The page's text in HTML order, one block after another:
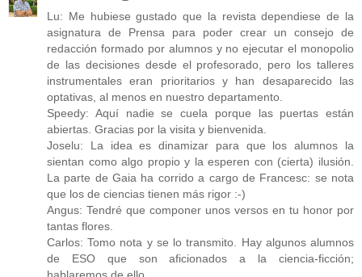
Lu: Me hubiese gustado que la revista dependiese de la
asignatura de Prensa para poder crear un consejo de
redacción formado por alumnos y no ejecutar el monopolio
de las decisiones desde el profesorado, pero los talleres
instrumentales eran prioritarios y han desaparecido las
optativas, al menos en nuestro departamento.
Speedy: Aquí nadie se cuela porque las puertas están
abiertas. Gracias por la visita y bienvenida.
Joselu: La idea es dinamizar para que los alumnos la
sientan como algo propio y la esperen con (cierta) ilusión.
La parte de Gaia ha corrido a cargo de Francesc: se nota
que los de ciencias tienen más rigor :-)
Angus: Tendré que componer unos versos en tu honor por
tantas flores.
Carlos: Tomo nota y se lo transmito. Hay algunos alumnos
de ESO que son aficionados a la ciencia-ficción;